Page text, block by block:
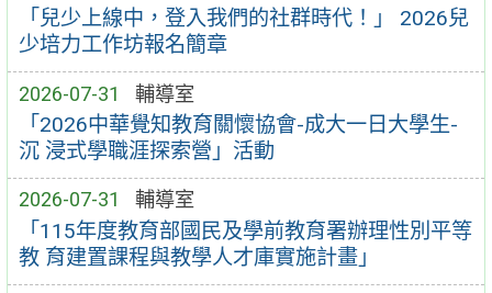
「兒少上線中，登入我們的社群時代！」 2026兒
少培力工作坊報名簡章
2026-07-31 輔導室
「2026中華覺知教育關懷協會-成大一日大學生-
沉 浸式學職涯探索營」活動
2026-07-31 輔導室
「115年度教育部國民及學前教育署辦理性別平等
教 育建置課程與教學人才庫實施計畫」